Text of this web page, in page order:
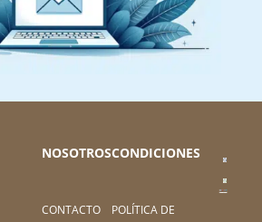
NOSOTROS
CONTACTO
CONDICIONES
POLÍTICA DE